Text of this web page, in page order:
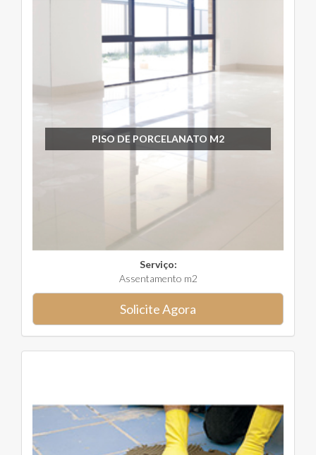
PISO DE PORCELANATO M2
Serviço:
Assentamento m2
Solicite Agora